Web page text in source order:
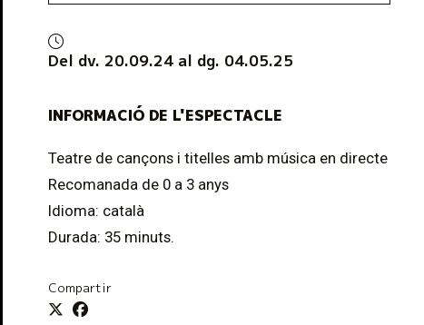
Del dv. 20.09.24 al dg. 04.05.25
INFORMACIÓ DE L'ESPECTACLE
Teatre de cançons i titelles amb música en directe
Recomanada de 0 a 3 anys
Idioma: català
Durada: 35 minuts.
Compartir